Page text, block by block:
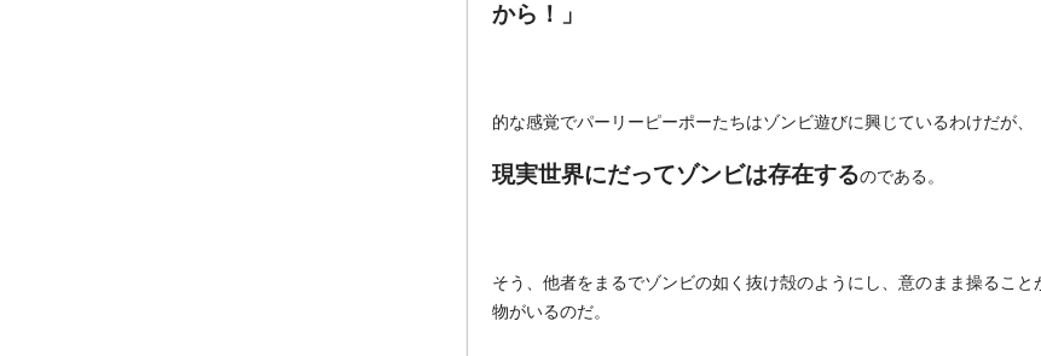
から！」
的な感覚でパーリーピーポーたちはゾンビ遊びに興じているわけだが、
現実世界にだってゾンビは存在するのである。
そう、他者をまるでゾンビの如く抜け殻のようにし、意のまま操ること
物がいるのだ。